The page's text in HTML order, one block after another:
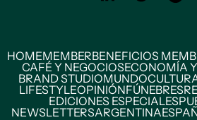
HOMEMEMBERBENEFICIOS
CAFÉ Y NEGOCIOSECONOMÍA
BRAND STUDIOMUNDO
LIFESTYLEOPINIÓNFÚNEBRES
EDICIONES ESPECIALES
NEWSLETTERSARGENTINA